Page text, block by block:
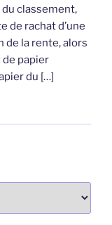
classement,
de rachat d’une
de la rente, alors
de papier
du […]